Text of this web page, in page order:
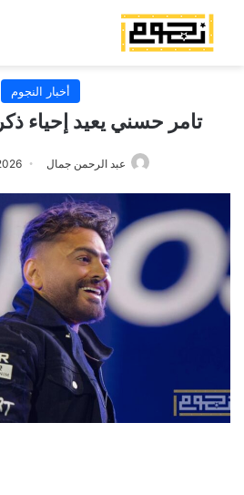
أخبار النجوم
تامر حسني يعيد إحياء
عبد الرحمن جمال